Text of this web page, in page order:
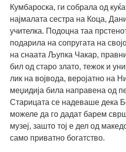
Кумбароска, ги собрала од
најмалата сестра на Коца,
учителка. Подоцна таа
подарила на сопругата на
на снаата Љупка Чакар,
бил од старо злато, тежок и
лик на војвода, веројатно на
меџидија била направена од
Старицата се надеваше дека
можеле да го дадат барем
музеј, зашто тој е дел од
само приватно богатство.